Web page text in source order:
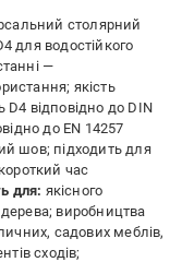
столярний
для водостійкого
—
якість
D4 відповідно до DIN
до EN 14257
шов; підходить для
час
для: якісного
виробництва
садових меблів,
сходів;